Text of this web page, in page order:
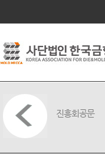
진흥회공문